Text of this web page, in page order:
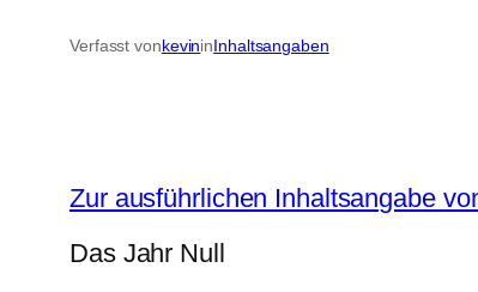
Verfasst vonkevininInhaltsangaben
Zur ausführlichen Inhaltsangabe
Das Jahr Null